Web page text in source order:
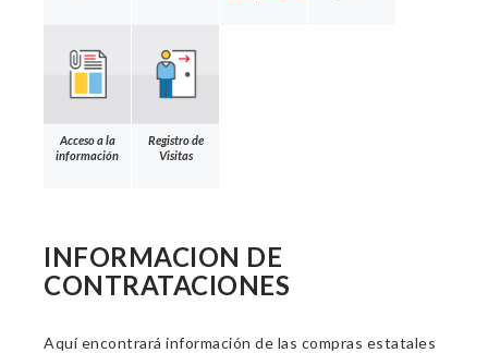
Acceso a la
información
Registro de
Visitas
INFORMACION DE
CONTRATACIONES
Aquí encontrará información de las compras estatales